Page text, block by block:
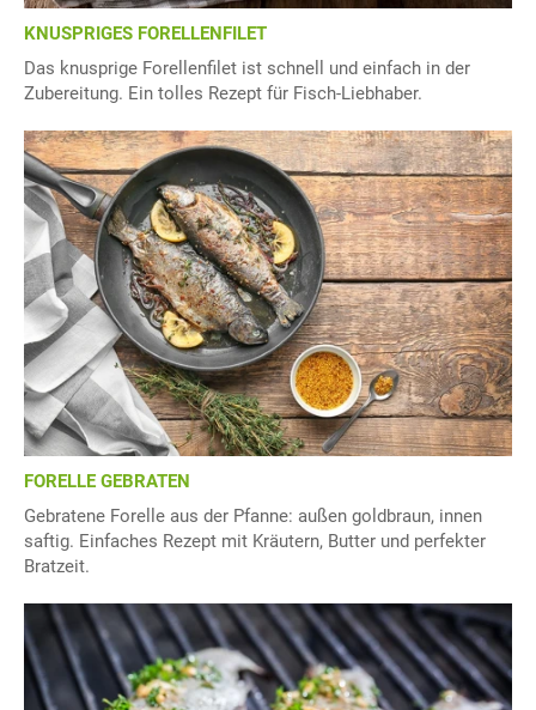
KNUSPRIGES FORELLENFILET
Das knusprige Forellenfilet ist schnell und einfach in der
Zubereitung. Ein tolles Rezept für Fisch-Liebhaber.
FORELLE GEBRATEN
Gebratene Forelle aus der Pfanne: außen goldbraun, innen
saftig. Einfaches Rezept mit Kräutern, Butter und perfekter
Bratzeit.